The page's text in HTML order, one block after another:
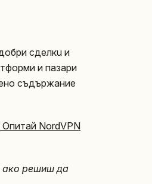
сделкu и
и пазари
съдържание
Опитай NordVPN
ако решиш да